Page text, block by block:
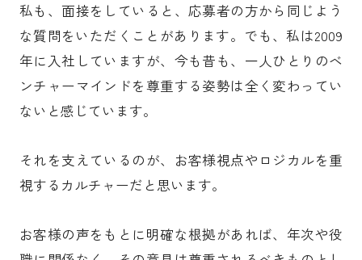
私も、面接をしていると、応募者の方から同じよう
な質問をいただくことがあります。でも、私は2009
年に入社していますが、今も昔も、一人ひとりのベ
ンチャーマインドを尊重する姿勢は全く変わってい
ないと感じています。
それを支えているのが、お客様視点やロジカルを重
視するカルチャーだと思います。
お客様の声をもとに明確な根拠があれば、年次や役